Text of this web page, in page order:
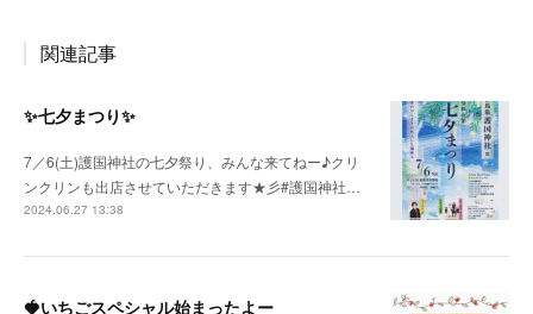
関連記事
✨七夕まつり✨
7／6(土)護国神社の七夕祭り、みんな来てねー♪クリ
ンクリンも出店させていただきます★彡#護国神社…
2024.06.27 13:38
🍓いちごスペシャル始まったよー